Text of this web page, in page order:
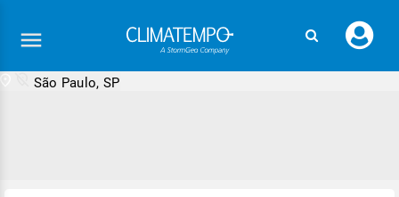
seu
São Paulo, SP